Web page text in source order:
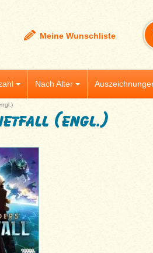
Meine Wunschliste
Nach Alter
(engl.)